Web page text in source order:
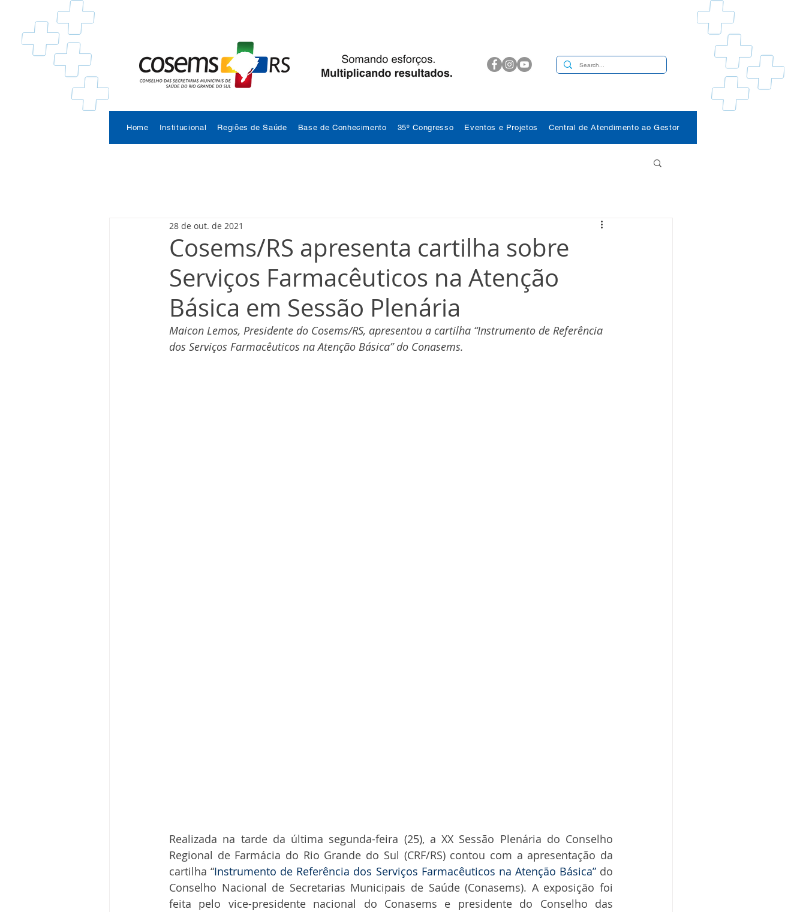
Home Institucional Regiões de Saúde Base de Conhecimento 35º Congresso Eventos e Projetos Central de Atendimento ao Gestor
Cosems/RS apresenta cartilha sobre
Serviços Farmacêuticos na Atenção
Básica em Sessão Plenária
28 de out. de 2021
Maicon Lemos, Presidente do Cosems/RS, apresentou a cartilha “Instrumento de Referência
dos Serviços Farmacêuticos na Atenção Básica” do Conasems.
Realizada na tarde da última segunda-feira (25), a XX Sessão Plenária do Conselho
Regional de Farmácia do Rio Grande do Sul (CRF/RS) contou com a apresentação da
cartilha “Instrumento de Referência dos Serviços Farmacêuticos na Atenção Básica” do
Conselho Nacional de Secretarias Municipais de Saúde (Conasems). A exposição foi
feita pelo vice-presidente nacional do Conasems e presidente do Conselho das